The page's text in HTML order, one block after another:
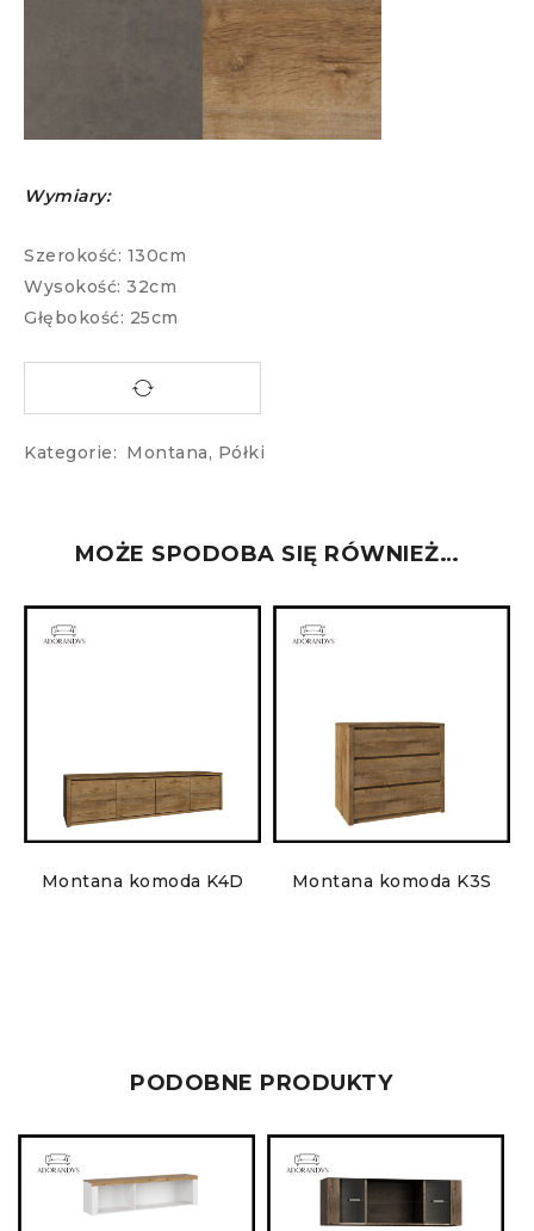
Wymiary:
Szerokość: 130cm
Wysokość: 32cm
Głębokość: 25cm
Kategorie: Montana, Półki
MOŻE SPODOBA SIĘ RÓWNIEŻ…
Montana komoda K4D Montana komoda K3S
PODOBNE PRODUKTY